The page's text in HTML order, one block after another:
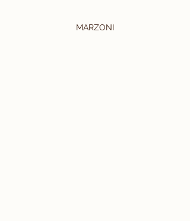
MARZONI